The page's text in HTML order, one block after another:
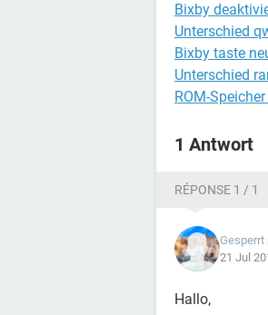
Bixby
Unterschied
Bixby taste
Unterschied
ROM-
1 Antwort
RÉPONSE 1 / 1
Gesperrt
21 Jul
Hallo,